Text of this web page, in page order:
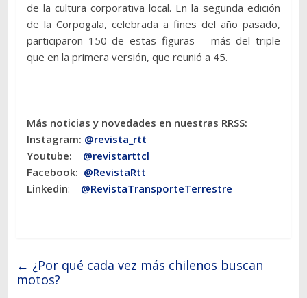
de la cultura corporativa local. En la segunda edición
de la Corpogala, celebrada a fines del año pasado,
participaron 150 de estas figuras —más del triple
que en la primera versión, que reunió a 45.
Más noticias y novedades en nuestras RRSS:
Instagram: @revista_rtt
Youtube: @revistarttcl
Facebook: @RevistaRtt
Linkedin: @RevistaTransporteTerrestre
← ¿Por qué cada vez más chilenos buscan
motos?